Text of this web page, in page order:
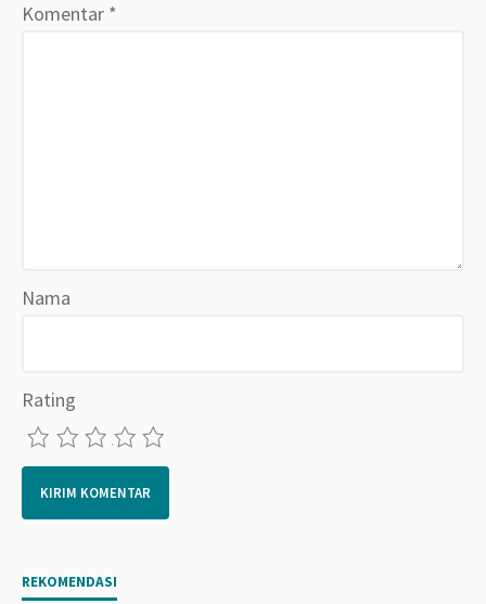
Komentar *
Nama
Rating
5
4
3
2
REKOMENDASI